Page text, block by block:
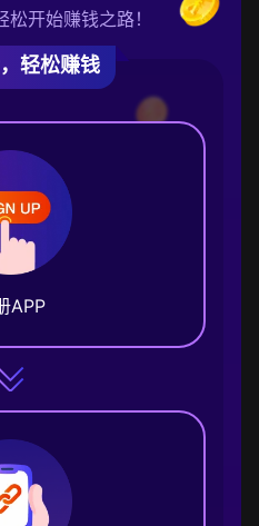
开始赚钱之路！
轻松赚钱
APP